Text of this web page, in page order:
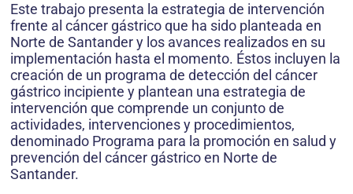
Este trabajo presenta la estrategia de intervención
frente al cáncer gástrico que ha sido planteada en
Norte de Santander y los avances realizados en su
implementación hasta el momento. Éstos incluyen la
creación de un programa de detección del cáncer
gástrico incipiente y plantean una estrategia de
intervención que comprende un conjunto de
actividades, intervenciones y procedimientos,
denominado Programa para la promoción en salud y
prevención del cáncer gástrico en Norte de
Santander.